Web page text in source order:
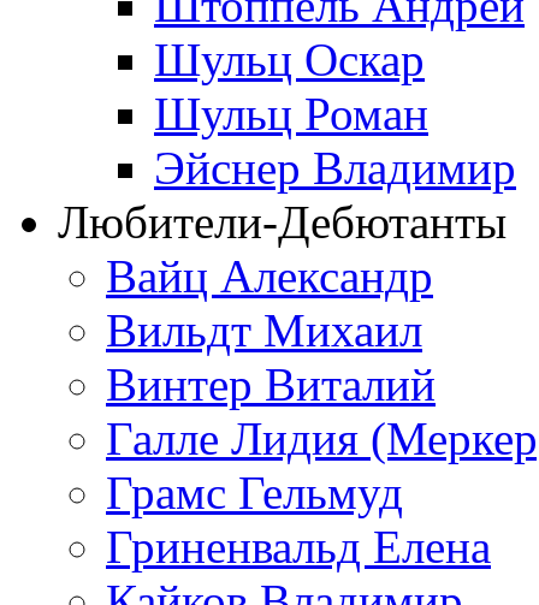
Шульц Оскар
Шульц Роман
Эйснер Владимир
Любители-Дебютанты
Вайц Александр
Вильдт Михаил
Винтер Виталий
Галле Лидия
Грамс Гельмуд
Гриненвальд Елена